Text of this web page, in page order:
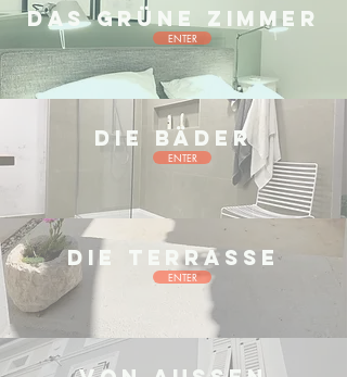
Das grüne Zimmer
ENTER
Die Bäder
ENTER
Die Terrasse
ENTER